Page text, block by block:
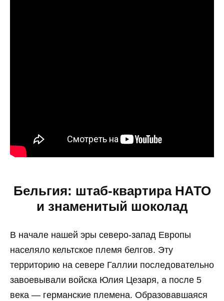
Бельгия: штаб-квартира НАТО
и знаменитый шоколад
В начале нашей эры северо-запад Европы
населяло кельтское племя белгов. Эту
территорию на севере Галлии последовательно
завоевывали войска Юлия Цезаря, а после 5
века — германские племена. Образовавшаяся